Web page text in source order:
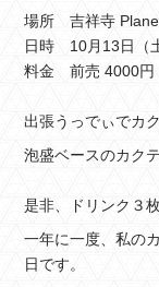
場所 吉祥寺
日時 10月13日（
料金 前売 4000
出張うっでぃでカ
泡盛ベースのカク
是非、ドリンク３
一年に一度、私の
日です。